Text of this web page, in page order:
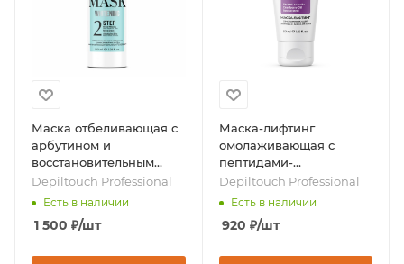
Маска отбеливающая с
арбутином и
восстановительным
комплексом, 100 мл,
бренд - Depiltouch
Depiltouch Professional
Есть в наличии
1 500 ₽/шт
Маска-лифтинг
омолаживающая с
пептидами-
биомиметиками, 50 мл,
бренд - Depiltouch
Depiltouch Professional
Есть в наличии
920 ₽/шт